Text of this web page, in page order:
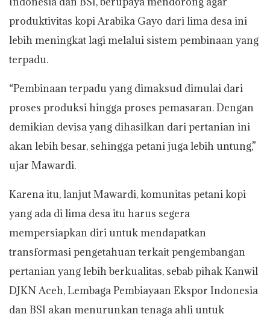
produktivitas kopi Arabika Gayo dari lima desa ini
lebih meningkat lagi melalui sistem pembinaan yang
terpadu.
“Pembinaan terpadu yang dimaksud dimulai dari
proses produksi hingga proses pemasaran. Dengan
demikian devisa yang dihasilkan dari pertanian ini
akan lebih besar, sehingga petani juga lebih untung,”
ujar Mawardi.
Karena itu, lanjut Mawardi, komunitas petani kopi
yang ada di lima desa itu harus segera
mempersiapkan diri untuk mendapatkan
transformasi pengetahuan terkait pengembangan
pertanian yang lebih berkualitas, sebab pihak Kanwil
DJKN Aceh, Lembaga Pembiayaan Ekspor Indonesia
dan BSI akan menurunkan tenaga ahli untuk